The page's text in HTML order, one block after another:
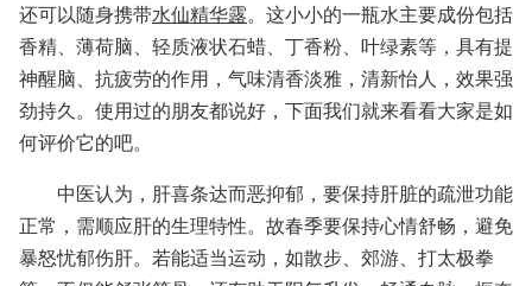
还可以随身携带水仙精华露。这小小的一瓶水主要成份包括
香精、薄荷脑、轻质液状石蜡、丁香粉、叶绿素等，具有提
神醒脑、抗疲劳的作用，气味清香淡雅，清新怡人，效果强
劲持久。使用过的朋友都说好，下面我们就来看看大家是如
何评价它的吧。
中医认为，肝喜条达而恶抑郁，要保持肝脏的疏泄功能
正常，需顺应肝的生理特性。故春季要保持心情舒畅，避免
暴怒忧郁伤肝。若能适当运动，如散步、郊游、打太极拳